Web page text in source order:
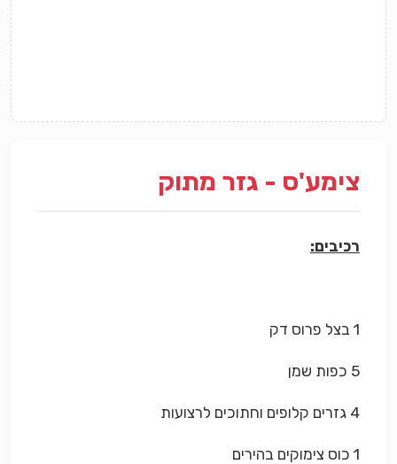
צימע'ס - גזר מתוק
רכיבים:
1 בצל פרוס דק
5 כפות שמן
4 גזרים קלופים וחתוכים לרצועות
1 כוס צימוקים בהירים